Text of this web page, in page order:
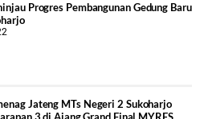
Progres Pembangunan Gedung Baru
Jateng MTs Negeri 2 Sukoharjo